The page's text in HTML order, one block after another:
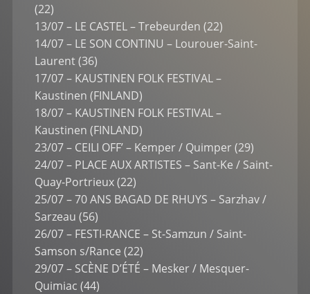
(22)
13/07 – LE CASTEL – Trebeurden (22)
14/07 – LE SON CONTINU – Lourouer-Saint-
Laurent (36)
17/07 – KAUSTINEN FOLK FESTIVAL –
Kaustinen (FINLAND)
18/07 – KAUSTINEN FOLK FESTIVAL –
Kaustinen (FINLAND)
23/07 – CEILI OFF’ – Kemper / Quimper (29)
24/07 – PLACE AUX ARTISTES – Sant-Ke / Saint-
Quay-Portrieux (22)
25/07 – 70 ANS BAGAD DE RHUYS – Sarzhav /
Sarzeau (56)
26/07 – FESTI-RANCE – St-Samzun / Saint-
Samson s/Rance (22)
29/07 – SCÈNE D’ÉTÉ – Mesker / Mesquer-
Quimiac (44)